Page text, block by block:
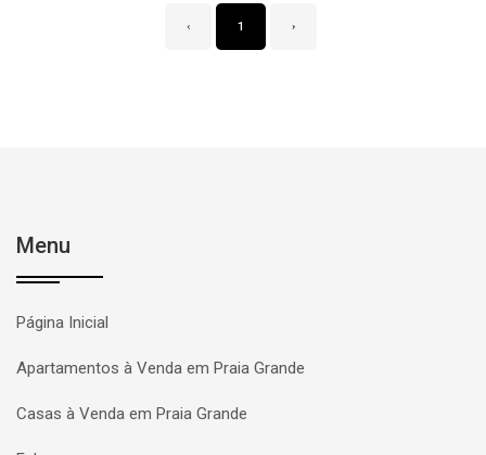
‹ 1 ›
Menu
Página Inicial
Apartamentos à Venda em Praia Grande
Casas à Venda em Praia Grande